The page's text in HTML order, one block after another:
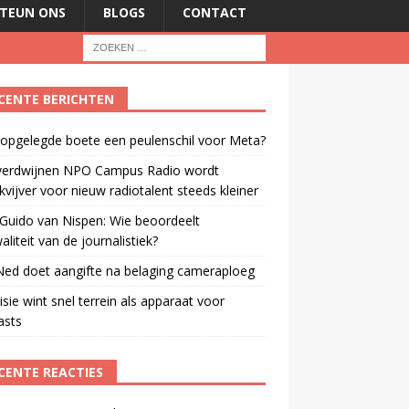
ONS BLOGS CONTACT
BERICHTEN
boete een peulenschil voor Meta?
NPO Campus Radio wordt
voor nieuw radiotalent steeds kleiner
van Nispen: Wie beoordeelt
van de journalistiek?
doet aangifte na belaging cameraploeg
wint snel terrein als apparaat voor
REACTIES